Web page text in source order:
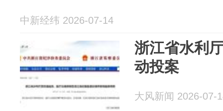
中新经纬 2026-07-14
浙江省水利
动投案
大风新闻 2026-07-